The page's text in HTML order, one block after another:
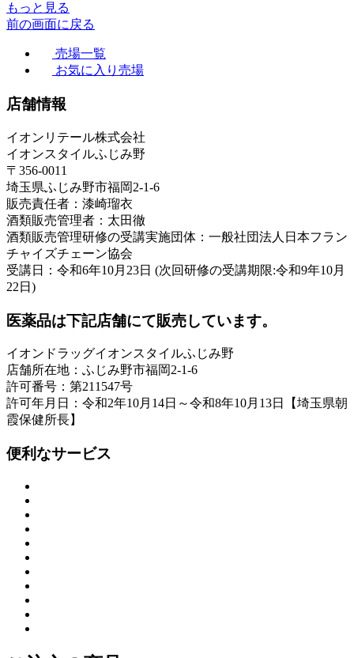
もっと見る
前の画面に戻る
売場一覧
お気に入り売場
店舗情報
イオンリテール株式会社
イオンスタイルふじみ野
〒356-0011
埼玉県ふじみ野市福岡2-1-6
販売責任者：漆崎瑠衣
酒類販売管理者：太田徹
酒類販売管理研修の受講実施団体：一般社団法人日本フラン
チャイズチェーン協会
受講日：令和6年10月23日 (次回研修の受講期限:令和9年10月
22日)
医薬品は下記店舗にて販売しています。
イオンドラッグイオンスタイルふじみ野
店舗所在地：ふじみ野市福岡2-1-6
許可番号：第211547号
許可年月日：令和2年10月14日～令和8年10月13日【埼玉県朝
霞保健所長】
便利なサービス